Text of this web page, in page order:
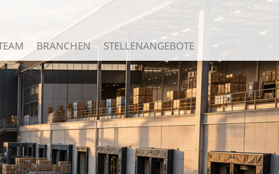
BRANCHEN STELLENANGEBOTE